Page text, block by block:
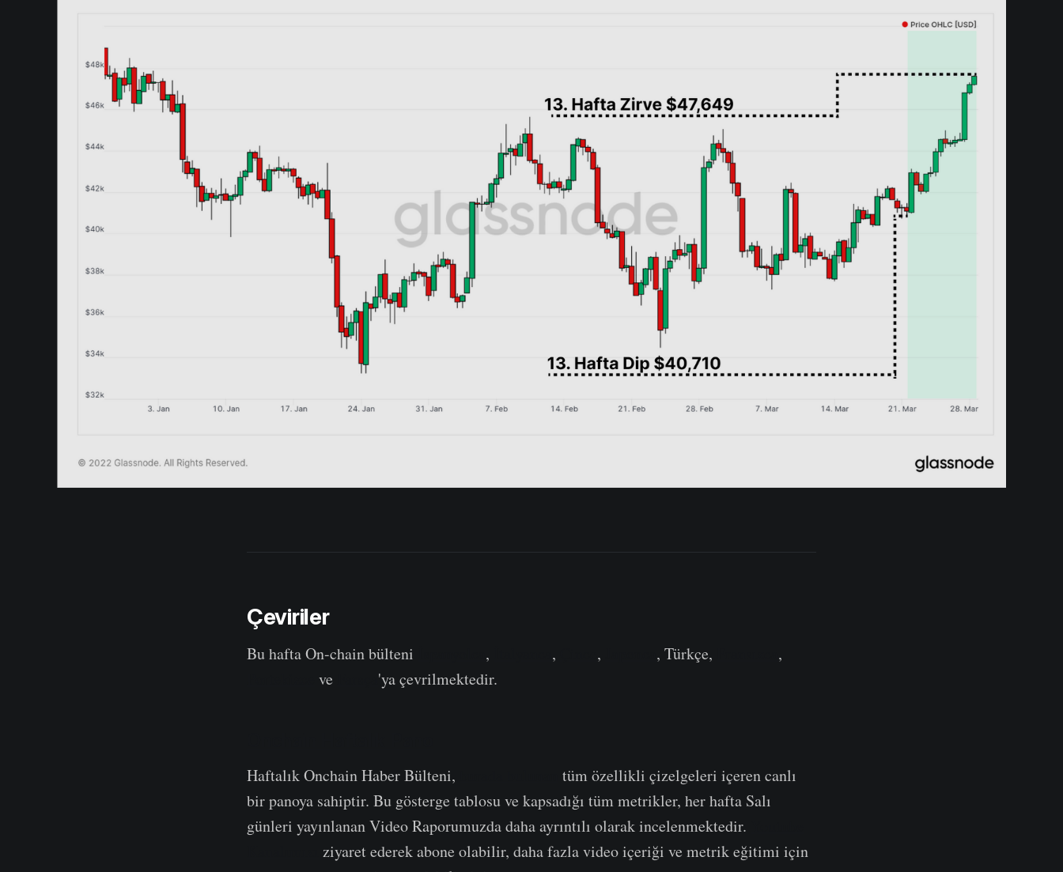
Çeviriler
Bu hafta On-chain bülteni , , , , Türkçe,
,
ve 'ya çevrilmektedir.
Haftalık Onchain Haber Bülteni,
tüm özellikli çizelgeleri içeren canlı
bir panoya sahiptir. Bu gösterge tablosu ve kapsadığı tüm metrikler, her hafta Salı
günleri yayınlanan Video Raporumuzda daha ayrıntılı olarak incelenmektedir.
ziyaret ederek abone olabilir, daha fazla video içeriği ve metrik eğitimi için